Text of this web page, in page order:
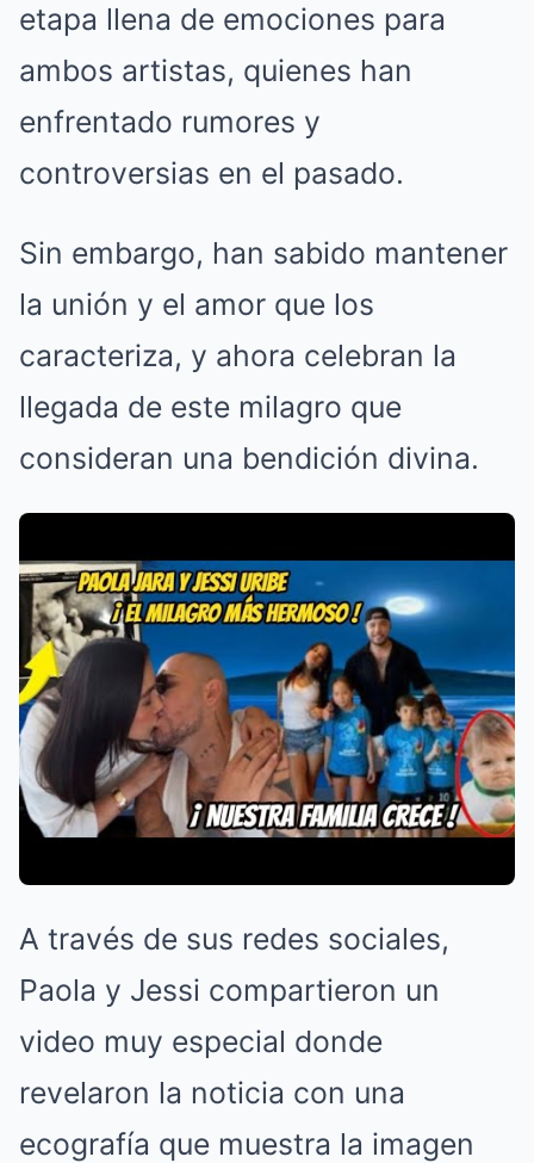
etapa llena de emociones para
ambos artistas, quienes han
enfrentado rumores y
controversias en el pasado.
Sin embargo, han sabido mantener
la unión y el amor que los
caracteriza, y ahora celebran la
llegada de este milagro que
consideran una bendición divina.
A través de sus redes sociales,
Paola y Jessi compartieron un
video muy especial donde
revelaron la noticia con una
ecografía que muestra la imagen